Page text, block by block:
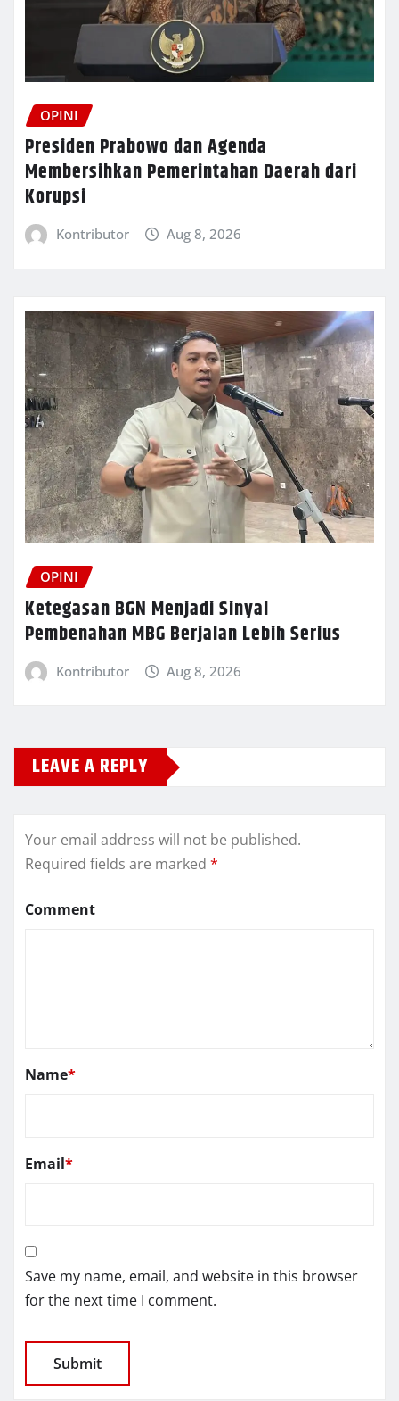
OPINI
Presiden Prabowo dan Agenda
Membersihkan Pemerintahan Daerah dari
Korupsi
Kontributor Aug 8, 2026
OPINI
Ketegasan BGN Menjadi Sinyal
Pembenahan MBG Berjalan Lebih Serius
Kontributor Aug 8, 2026
LEAVE A REPLY
Your email address will not be published.
Required fields are marked *
Comment
Name*
Email*
Save my name, email, and website in this browser
for the next time I comment.